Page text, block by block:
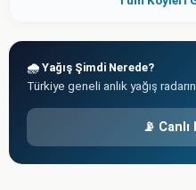
🌧️ Yağış Şimdi Nerede?
Türkiye geneli anlık yağış
📡 Canlı